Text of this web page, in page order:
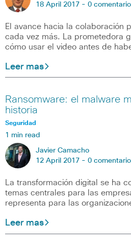
18 April 2017 - 0
El avance hacia la colaboración
cada vez más. La prometedora
cómo usar el video antes de
Leer mas
Ransomware: el malware
historia
Seguridad
1 min read
Javier Camacho
12 April 2017 - 0
La transformación digital se ha
temas centrales para las
representa para las
Leer mas